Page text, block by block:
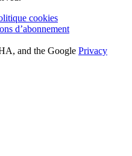
cookies
d’abonnement
and the Google Privacy